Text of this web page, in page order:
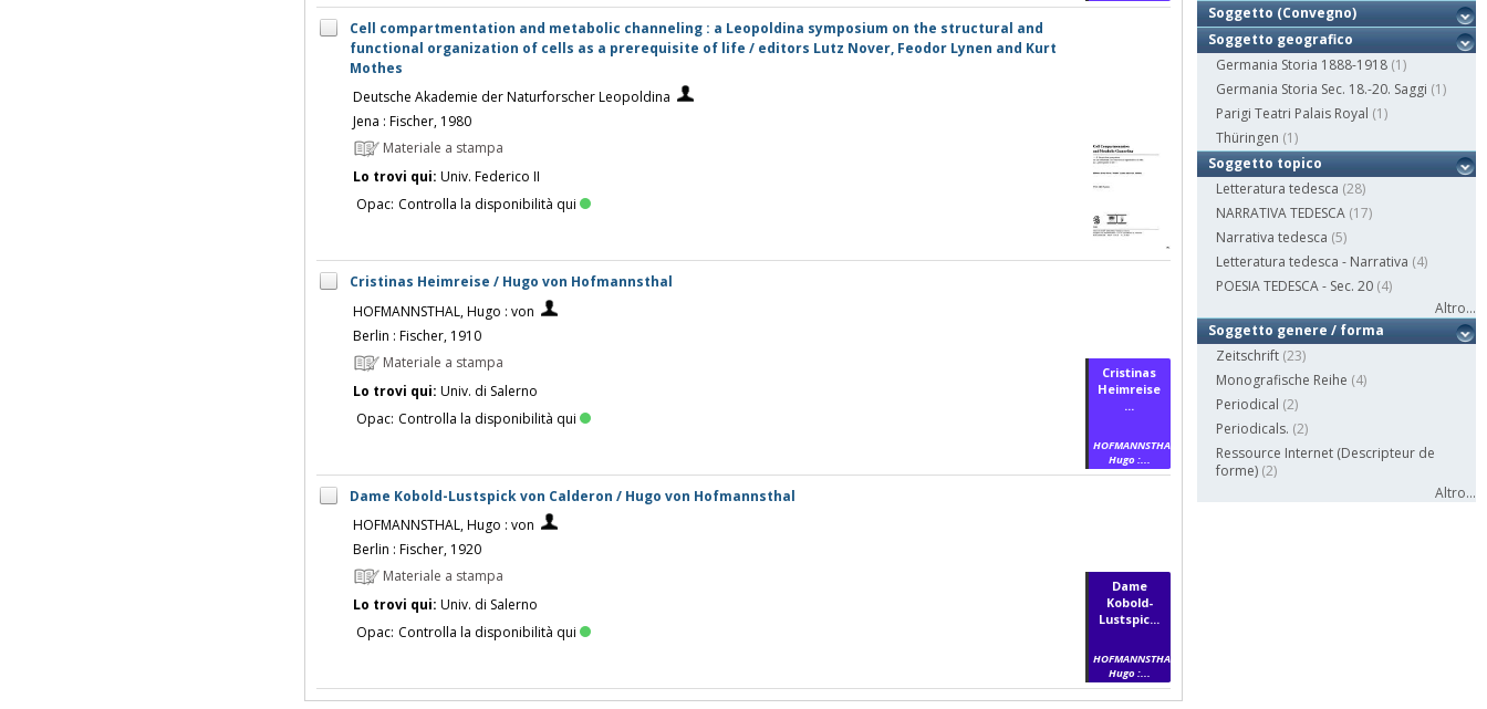
Cell compartmentation and metabolic channeling : a Leopoldina symposium on the structural and
functional organization of cells as a prerequisite of life / editors Lutz Nover, Feodor Lynen and Kurt
Mothes
Deutsche Akademie der Naturforscher Leopoldina
Jena : Fischer, 1980
Materiale a stampa
Lo trovi qui: Univ. Federico II
Opac: Controlla la disponibilità qui
Cristinas Heimreise / Hugo von Hofmannsthal
HOFMANNSTHAL, Hugo : von
Berlin : Fischer, 1910
Materiale a stampa
Lo trovi qui: Univ. di Salerno
Opac: Controlla la disponibilità qui
Cristinas
Heimreise
...
HOFMANNSTHAL,
Hugo :...
Dame Kobold-Lustspick von Calderon / Hugo von Hofmannsthal
HOFMANNSTHAL, Hugo : von
Berlin : Fischer, 1920
Materiale a stampa
Lo trovi qui: Univ. di Salerno
Opac: Controlla la disponibilità qui
Dame
Kobold-
Lustspic...
HOFMANNSTHAL,
Hugo :...
Soggetto (Convegno)
Soggetto geografico
Germania Storia 1888-1918 (1)
Germania Storia Sec. 18.-20. Saggi (1)
Parigi Teatri Palais Royal (1)
Thüringen (1)
Soggetto topico
Letteratura tedesca (28)
NARRATIVA TEDESCA (17)
Narrativa tedesca (5)
Letteratura tedesca - Narrativa (4)
POESIA TEDESCA - Sec. 20 (4)
Altro...
Soggetto genere / forma
Zeitschrift (23)
Monografische Reihe (4)
Periodical (2)
Periodicals. (2)
Ressource Internet (Descripteur de
forme) (2)
Altro...